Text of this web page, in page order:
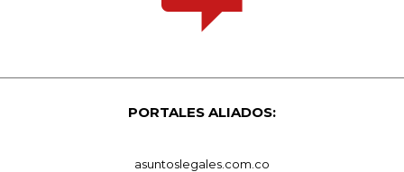
PORTALES ALIADOS:
asuntoslegales.com.co